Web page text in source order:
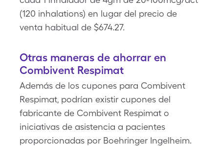
(120 inhalations) en lugar del precio de
venta habitual de $674.27.
Otras maneras de ahorrar en
Combivent Respimat
Además de los cupones para Combivent
Respimat, podrían existir cupones del
fabricante de Combivent Respimat o
iniciativas de asistencia a pacientes
proporcionadas por Boehringer Ingelheim.